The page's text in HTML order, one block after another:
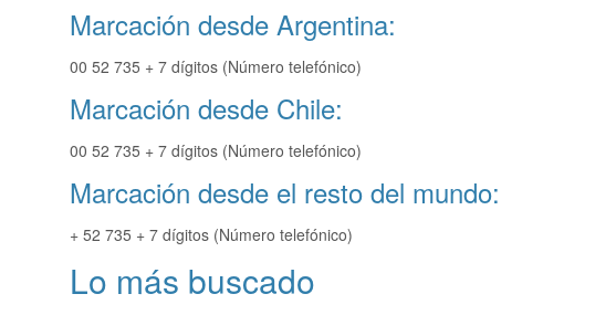
Marcación desde Argentina:
00 52 735 + 7 dígitos (Número telefónico)
Marcación desde Chile:
00 52 735 + 7 dígitos (Número telefónico)
Marcación desde el resto del mundo:
+ 52 735 + 7 dígitos (Número telefónico)
Lo más buscado